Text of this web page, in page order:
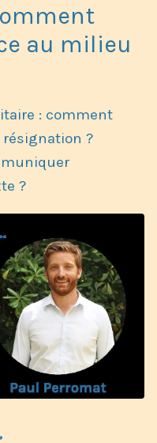
au milieu
: comment
?
?